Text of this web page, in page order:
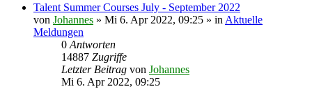
Talent Summer Courses July - September 2022
von Johannes » Mi 6. Apr 2022, 09:25 » in Aktuelle
Meldungen
0 Antworten
14887 Zugriffe
Letzter Beitrag von Johannes
Mi 6. Apr 2022, 09:25